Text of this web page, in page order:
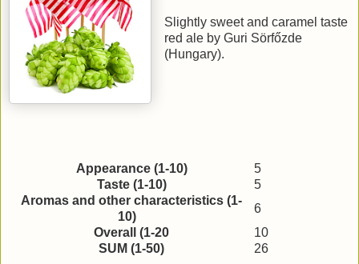
Slightly sweet and caramel taste
red ale by Guri Sörfőzde
(Hungary).
Appearance (1-10)
5
Taste (1-10)
5
Aromas and other characteristics (1-
10)
6
Overall (1-20
10
SUM (1-50)
26